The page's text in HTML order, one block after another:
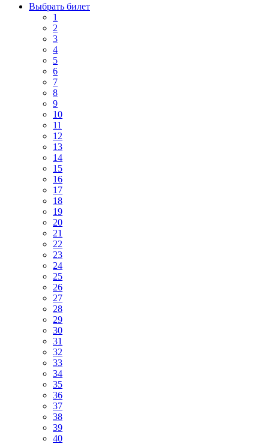
Выбрать билет
1
2
3
4
5
6
7
8
9
10
11
12
13
14
15
16
17
18
19
20
21
22
23
24
25
26
27
28
29
30
31
32
33
34
35
36
37
38
39
40